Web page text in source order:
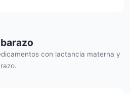
con lactancia materna y